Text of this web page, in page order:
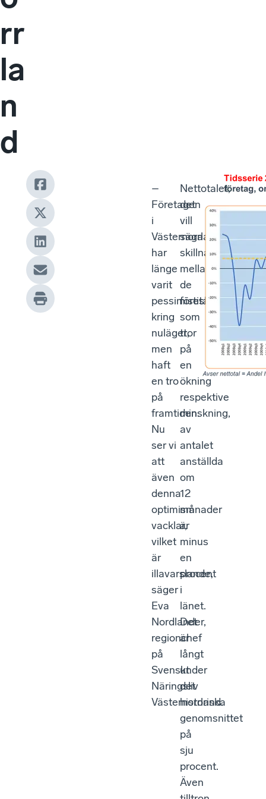
rr
la
n
d
–
Företagen
i
Västernorrland
har
länge
varit
pessimistiska
kring
nuläget,
men
haft
en tro
på
framtiden.
Nu
ser vi
att
även
denna
optimism
vacklar,
vilket
är
illavarslande,
säger
Eva
Nordlander,
regionchef
på
Svenskt
Näringsliv
Västernorrland.
Nettotalet,
det
vill
säga
skillnaden
mellan
de
företag
som
tror
på
en
ökning
respektive
minskning,
av
antalet
anställda
om
12
månader
är
minus
en
procent
i
länet.
Det
är
långt
under
det
historiska
genomsnittet
på
sju
procent.
Även